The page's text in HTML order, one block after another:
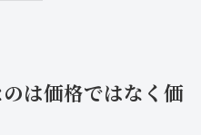
は価格ではなく価